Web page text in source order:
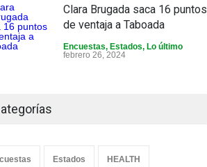
Clara Brugada saca 16 puntos
de ventaja a Taboada
Encuestas, Estados, Lo último
febrero 26, 2024
Estados HEALTH